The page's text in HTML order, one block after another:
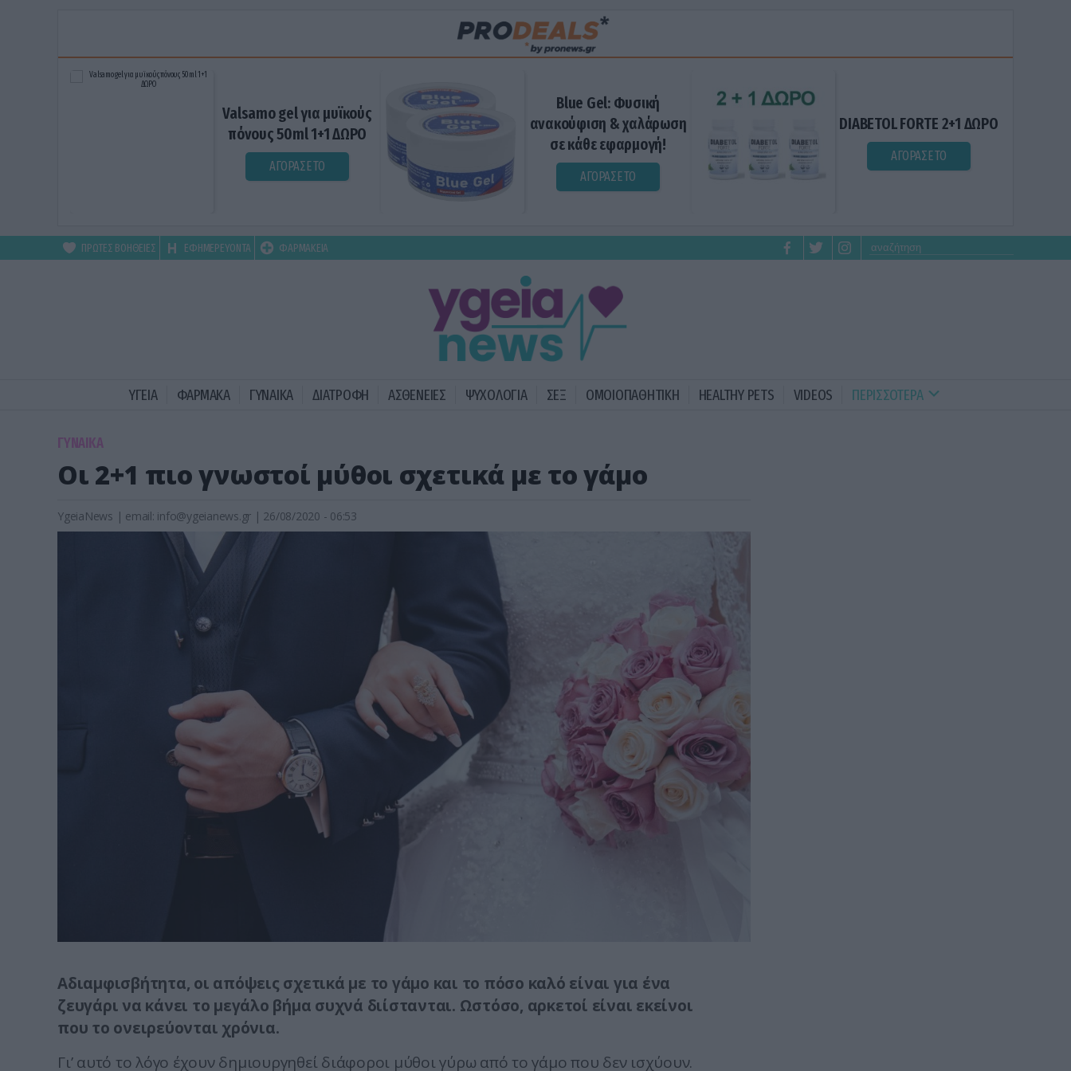
Valsamo gel για μυϊκούς
πόνους 50ml 1+1 ΔΩΡΟ
ΑΓΟΡΑΣΕ ΤΟ
Blue Gel: Φυσική
ανακούφιση & χαλάρωση
σε κάθε εφαρμογή!
ΑΓΟΡΑΣΕ ΤΟ
DIABETOL FORTE 2+1 ΔΩΡΟ
ΑΓΟΡΑΣΕ ΤΟ
ΠΡΩΤΕΣ ΒΟΗΘΕΙΕΣ ΕΦΗΜΕΡΕΥΟΝΤΑ ΦΑΡΜΑΚΕΙΑ
ΥΓΕΙΑ ΦΑΡΜΑΚΑ ΓΥΝΑΙΚΑ ΔΙΑΤΡΟΦΗ ΑΣΘΕΝΕΙΕΣ ΨΥΧΟΛΟΓΙΑ ΣΕΞ ΟΜΟΙΟΠΑΘΗΤΙΚΗ HEALTHY PETS VIDEOS ΠΕΡΙΣΣΟΤΕΡΑ
ΓΥΝΑΙΚΑ
Οι 2+1 πιο γνωστοί μύθοι σχετικά με το γάμο
YgeiaNews | email: info@ygeianews.gr | 26/08/2020 - 06:53
Αδιαμφισβήτητα, οι απόψεις σχετικά με το γάμο και το πόσο καλό είναι για ένα
ζευγάρι να κάνει το μεγάλο βήμα συχνά διίστανται. Ωστόσο, αρκετοί είναι εκείνοι
που το ονειρεύονται χρόνια.
​Γι’ αυτό το λόγο έχουν δημιουργηθεί διάφοροι μύθοι γύρω από το γάμο που δεν ισχύουν.